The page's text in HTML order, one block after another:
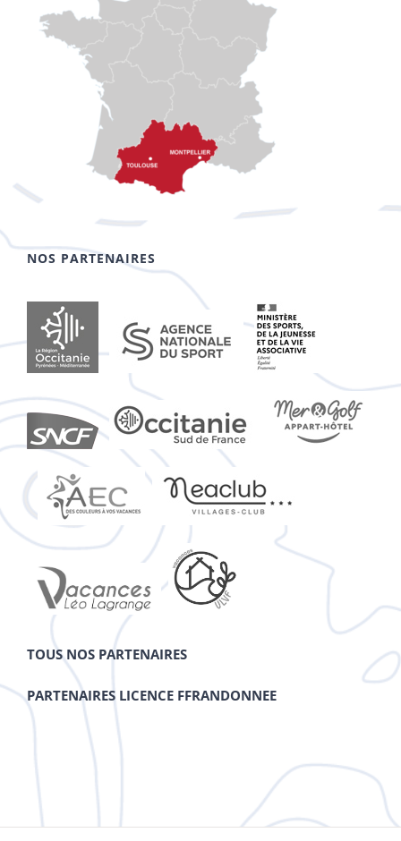
NOS PARTENAIRES
TOUS NOS PARTENAIRES
PARTENAIRES LICENCE FFRANDONNEE